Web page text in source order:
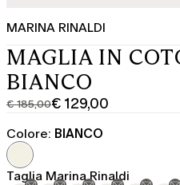
MARINA RINALDI
MAGLIA IN
BIANCO
€ 185,00
Prezzo
originale
€
185,00
€ 129,00
Prezzo
corrente
€
129,00
Colore: BIANCO
Taglia Marina Rinaldi